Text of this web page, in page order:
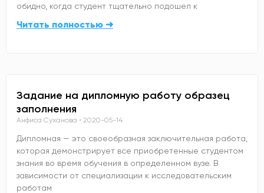
обидно, когда студент тщательно подошел к
Читать полностью ➜
Задание на дипломную работу образец
заполнения
Анфиса Суханова 2020-05-14
Дипломная — это своеобразная заключительная работа,
которая демонстрирует все приобретенные студентом
знания во время обучения в определенном вузе. В
зависимости от специализации к исследовательским
работам